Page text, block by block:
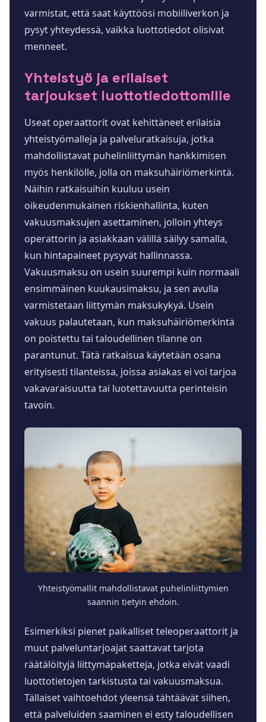
varmistat, että saat käyttöösi mobiiliverkon ja
pysyt yhteydessä, vaikka luottotiedot olisivat
menneet.
Yhteistyö ja erilaiset
tarjoukset luottotiedottomille
Useat operaattorit ovat kehittäneet erilaisia
yhteistyömalleja ja palveluratkaisuja, jotka
mahdollistavat puhelinliittymän hankkimisen
myös henkilölle, jolla on maksuhäiriömerkintä.
Näihin ratkaisuihin kuuluu usein
oikeudenmukainen riskienhallinta, kuten
vakuusmaksujen asettaminen, jolloin yhteys
operattorin ja asiakkaan välillä säilyy samalla,
kun hintapaineet pysyvät hallinnassa.
Vakuusmaksu on usein suurempi kuin normaali
ensimmäinen kuukausimaksu, ja sen avulla
varmistetaan liittymän maksukykyä. Usein
vakuus palautetaan, kun maksuhäiriömerkintä
on poistettu tai taloudellinen tilanne on
parantunut. Tätä ratkaisua käytetään osana
erityisesti tilanteissa, joissa asiakas ei voi tarjoa
vakavaraisuutta tai luotettavuutta perinteisin
tavoin.
Yhteistyömallit mahdollistavat puhelinliittymien
saannin tietyin ehdoin.
Esimerkiksi pienet paikalliset teleoperaattorit ja
muut palveluntarjoajat saattavat tarjota
räätälöityjä liittymäpaketteja, jotka eivät vaadi
luottotietojen tarkistusta tai vakuusmaksua.
Tällaiset vaihtoehdot yleensä tähtäävät siihen,
että palveluiden saaminen ei esty taloudellisen